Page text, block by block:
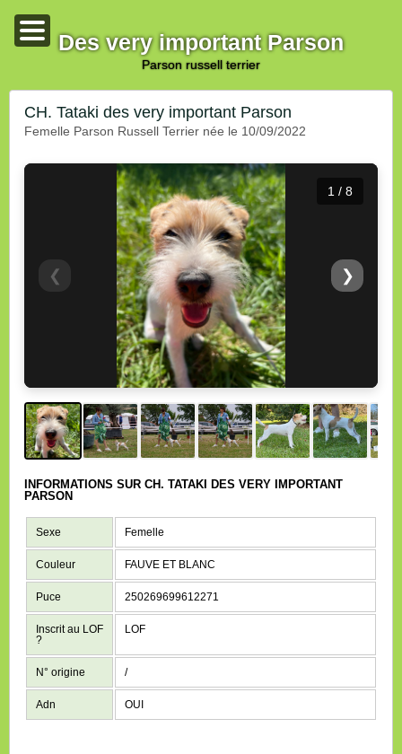
Des very important Parson
parson russell terrier
CH. Tataki des very important Parson
femelle Parson Russell Terrier née le 10/09/2022
❮ ❯
1 / 8
PARSON
Sexe Femelle
Couleur FAUVE ET BLANC
Puce 250269699612271
Inscrit au LOF
?
LOF
N° origine /
Adn OUI